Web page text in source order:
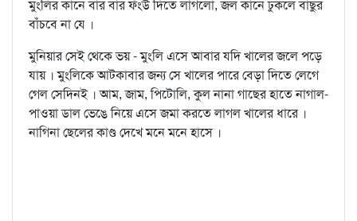
মুংলির কানে বার বার ফঁংউ দিতে লাগলো, জল কানে ঢুকলে বাছুর
বাঁচবে না যে ।
মুনিয়ার সেই থেকে ভয় - মুংলি এসে আবার যদি খালের জলে পড়ে
যায় । মুংলিকে আটকাবার জন্য সে খালের পারে বেড়া দিতে লেগে
গেল সেদিনই । আম, জাম, পিটোলি, কুল নানা গাছের হাতে নাগাল-
পাওয়া ডাল ভেঙে নিয়ে এসে জমা করতে লাগল খালের ধারে ।
নাগিনা ছেলের কাণ্ড দেখে মনে মনে হাসে ।